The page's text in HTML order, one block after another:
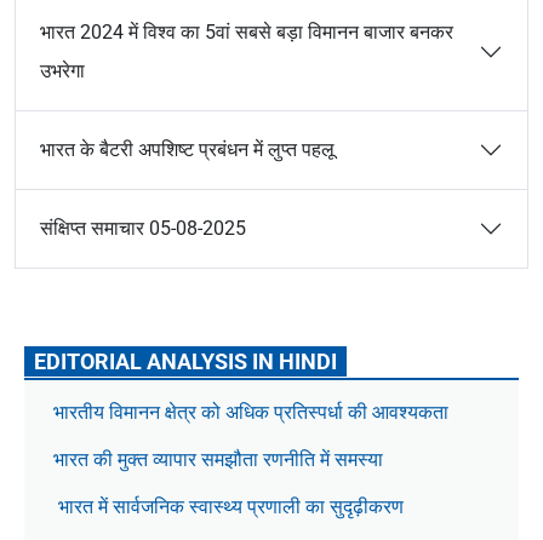
भारत 2024 में विश्व का 5वां सबसे बड़ा विमानन बाजार बनकर
उभरेगा
भारत के बैटरी अपशिष्ट प्रबंधन में लुप्त पहलू
संक्षिप्त समाचार 05-08-2025
EDITORIAL ANALYSIS IN HINDI
भारतीय विमानन क्षेत्र को अधिक प्रतिस्पर्धा की आवश्यकता
भारत की मुक्त व्यापार समझौता रणनीति में समस्या
भारत में सार्वजनिक स्वास्थ्य प्रणाली का सुदृढ़ीकरण